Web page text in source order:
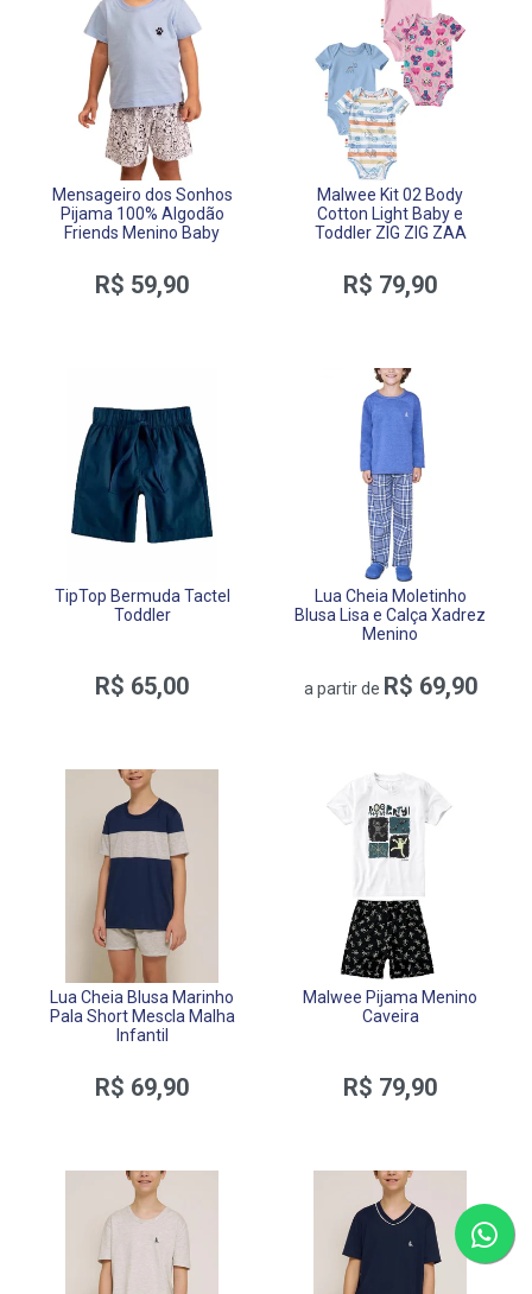
Mensageiro dos Sonhos
Pijama 100% Algodão
Friends Menino Baby
R$ 59,90
Malwee Kit 02 Body
Cotton Light Baby e
Toddler ZIG ZIG ZAA
R$ 79,90
TipTop Bermuda Tactel
Toddler
R$ 65,00
Lua Cheia Moletinho
Blusa Lisa e Calça Xadrez
Menino
a partir de R$ 69,90
Lua Cheia Blusa Marinho
Pala Short Mescla Malha
Infantil
R$ 69,90
Malwee Pijama Menino
Caveira
R$ 79,90